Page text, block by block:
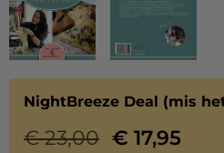
NightBreeze Deal (mis
€23,00 € 17,95